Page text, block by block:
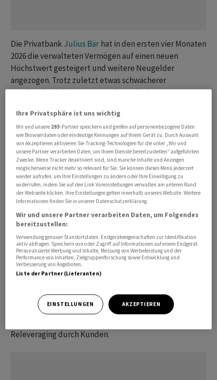
Die Privatbank Julius Bär hat in den ersten vier Monaten
2026 die verwalteten Vermögen auf einen neuen
Höchstwert gesteigert und weitere Neugelder
angezogen. Trotz zuletzt etwas schwächerer
Kundenaktivitäten erwartet die Bank einen
Per Ende März beliefen sich die verwalteten Vermögen
(Assets under Management, AuM) auf 528 Milliarden
Franken gegenüber 521 Milliarden Franken zum
Jahresende 2025, wie die Zürcher
Vermögensverwaltungsbank am Freitag mitteilte. Eine
positive Marktperformance an der Aktienmärkten bot
dabei Unterstützung, wogegen der Währungseffekt
bremsend wirkte.
Die Nettoneugeldzuflüsse in den ersten vier Monaten
beliefen sich auf 3,0 Milliarden Franken, was einer
Verlangsamung gegenüber dem Vorjahres-Zufluss von
4,2 Milliarden entsprach.Julius Bär
überarbeiteten Risiko- und Compliance-Rahmens» wie
auch mit der erhöhten Unsicherheit infolge des
Releveraging durch Kunden.
Ihre Privatsphäre ist uns wichtig
Wir und unsere 293-Partner speichern und greifen auf personenbezogene Daten
wie Browserdaten oder eindeutige Kennungen auf Ihrem Gerät zu. Durch Auswahl
von Akzeptieren aktivieren Sie Tracking-Technologien für die unter „Wir und
unsere Partner verarbeiten Daten, um Ihnen Dienste bereitzustellen“ aufgeführten
Zwecke. Wenn Tracker deaktiviert sind, sind manche Inhalte und Anzeigen
möglicherweise nicht mehr so relevant für Sie. Sie können dieses Menü jederzeit
wieder aufrufen, um Ihre Einstellungen zu ändern oder Ihre Einwilligung zu
widerrufen, indem Sie auf den Link Voreinstellungen verwalten am unteren Rand
der Webseite klicken. Ihre Einstellungen gelten innerhalb unseres Website. Weitere
Informationen finden Sie in unserer Datenschutzerklärung.
Wir und unsere Partner verarbeiten Daten, um Folgendes
bereitzustellen:
Verwendung genauer Standortdaten. Endgeräteeigenschaften zur Identifikation
aktiv abfragen. Speichern von oder Zugriff auf Informationen auf einem Endgerät.
Personalisierte Werbung und Inhalte, Messung von Werbeleistung und der
Performance von Inhalten, Zielgruppenforschung sowie Entwicklung und
Verbesserung von Angeboten.
Liste der Partner (Lieferanten)
EINSTELLUNGEN AKZEPTIEREN